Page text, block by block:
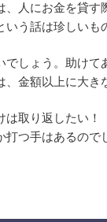
人にお金を貸す
う話は珍しいも
しょう。助け
金額以上に大き
は取り返したい
つ手はあるの